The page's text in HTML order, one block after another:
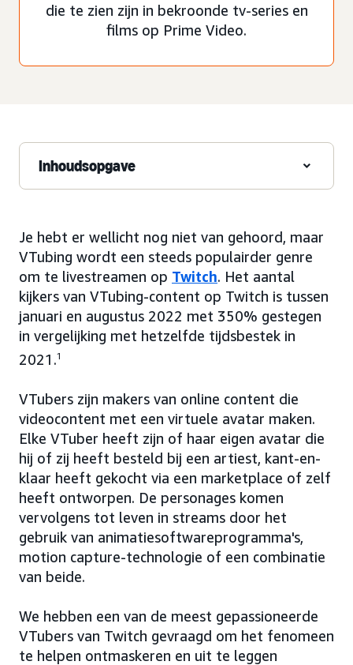
die te zien zijn in bekroonde tv-series en
films op Prime Video.
Inhoudsopgave
Je hebt er wellicht nog niet van gehoord, maar
VTubing wordt een steeds populairder genre
om te livestreamen op Twitch. Het aantal
kijkers van VTubing-content op Twitch is tussen
januari en augustus 2022 met 350% gestegen
in vergelijking met hetzelfde tijdsbestek in
2021.1
VTubers zijn makers van online content die
videocontent met een virtuele avatar maken.
Elke VTuber heeft zijn of haar eigen avatar die
hij of zij heeft besteld bij een artiest, kant-en-
klaar heeft gekocht via een marketplace of zelf
heeft ontworpen. De personages komen
vervolgens tot leven in streams door het
gebruik van animatiesoftwareprogramma's,
motion capture-technologie of een combinatie
van beide.
We hebben een van de meest gepassioneerde
VTubers van Twitch gevraagd om het fenomeen
te helpen ontmaskeren en uit te leggen